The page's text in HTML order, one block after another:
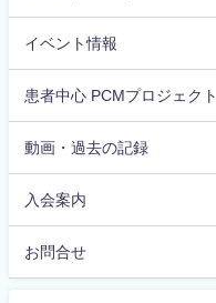
イベント情報
患者中心 PCMプロジェクト
動画・過去の記録
入会案内
お問合せ